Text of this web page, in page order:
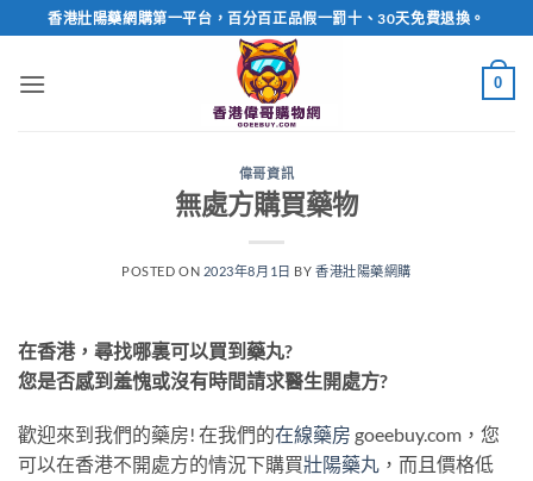
to
content
香港壯陽藥網購第一平台，百分百正品假一罰十、30天免費退換。
0
偉哥資訊
無處方購買藥物
POSTED ON 2023年8月1日 BY 香港壯陽藥網購
在香港，尋找哪裏可以買到藥丸?
您是否感到羞愧或沒有時間請求醫生開處方?
歡迎來到我們的藥房! 在我們的在線藥房 goeebuy.com，您
可以在香港不開處方的情況下購買壯陽藥丸 ，而且價格低